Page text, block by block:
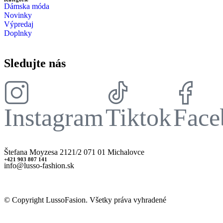
Dámska móda
Novinky
Výpredaj
Doplnky
Sledujte nás
InstagramTiktok
Štefana Moyzesa 2121/2 071 01 Michalovce
+421 903 807 141
info@lusso-fashion.sk
© Copyright LussoFasion. Všetky práva vyhradené